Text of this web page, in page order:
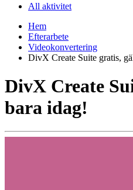
All aktivitet
Hem
Efterarbete
Videokonvertering
DivX Create Suite gratis,
DivX Create
bara idag!